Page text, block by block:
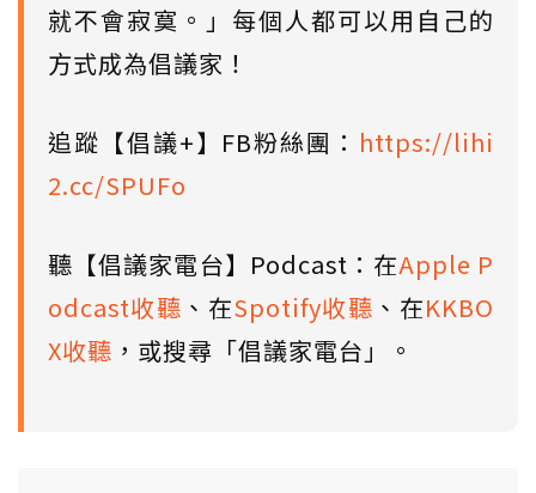
就不會寂寞。」每個人都可以用自己的
方式成為倡議家！
追蹤【倡議+】FB粉絲團： https://lihi
2.cc/SPUFo
聽【倡議家電台】Podcast：在Apple P
odcast收聽 、在Spotify收聽 、在KKBO
X收聽 ，或搜尋「倡議家電台」。